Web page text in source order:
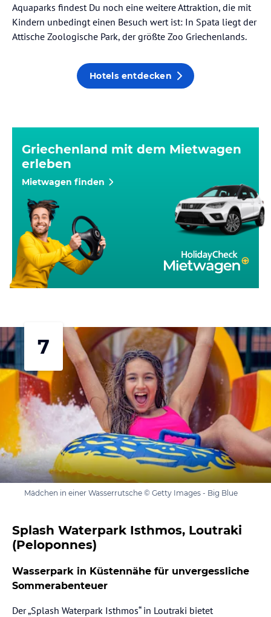
Aquaparks findest Du noch eine weitere Attraktion, die mit
Kindern unbedingt einen Besuch wert ist: In Spata liegt der
Attische Zoologische Park, der größte Zoo Griechenlands.
Hotels entdecken
Griechenland mit dem Mietwagen
erleben
Mietwagen finden
7
Mädchen in einer Wasserrutsche © Getty Images - Big Blue
Splash Waterpark Isthmos, Loutraki
(Peloponnes)
Wasserpark in Küstennähe für unvergessliche
Sommerabenteuer
Der „Splash Waterpark Isthmos“ in Loutraki bietet